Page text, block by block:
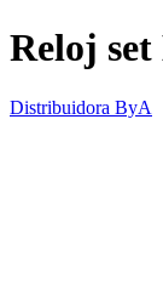
Reloj
Distribuidora ByA